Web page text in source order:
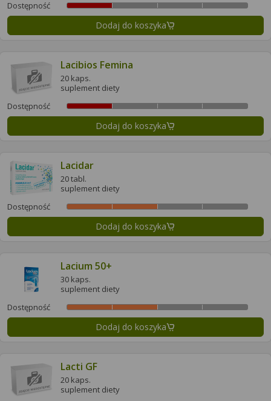
Dostępność
Dodaj do koszyka
Lacibios Femina
20 kaps.
suplement diety
Dostępność
Dodaj do koszyka
Lacidar
20 tabl.
suplement diety
Dostępność
Dodaj do koszyka
Lacium 50+
30 kaps.
suplement diety
Dostępność
Dodaj do koszyka
Lacti GF
20 kaps.
suplement diety